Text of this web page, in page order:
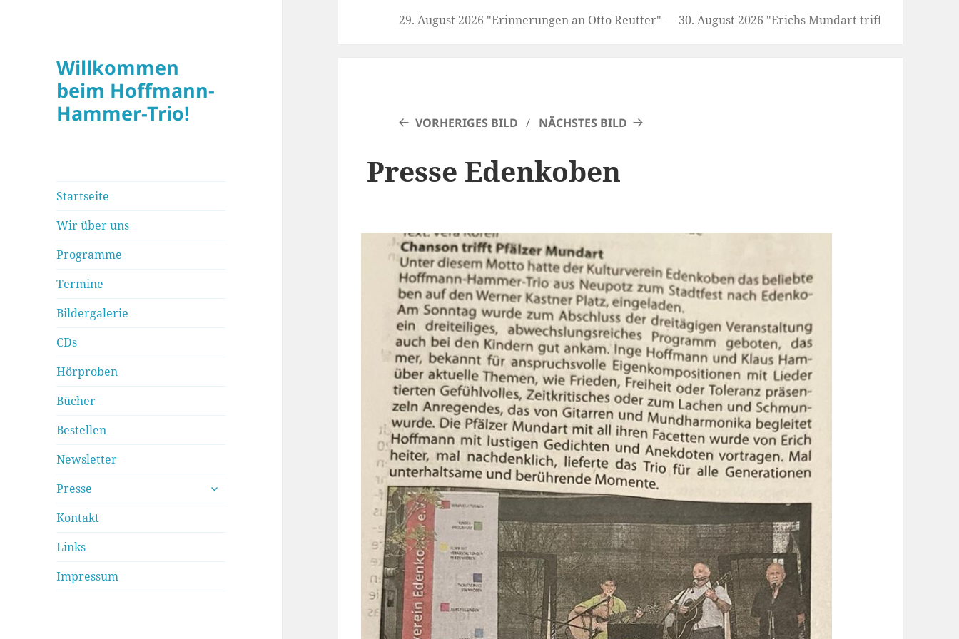
Willkommen
beim Hoffmann-
Hammer-Trio!
Startseite
Wir über uns
Programme
Termine
Bildergalerie
CDs
Hörproben
Bücher
Bestellen
Newsletter
Presse
untermenü
Kontakt
Links
Impressum
29. August 2026 "Erinnerungen an Otto Reutter" — 30. August 2026 "Erichs Mundart trifft auf Inges
VORHERIGES BILD NÄCHSTES BILD
Presse Edenkoben